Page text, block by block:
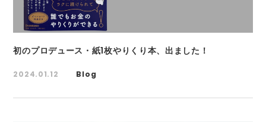
初のプロデュース・紙1枚やりくり本、出ました！
2024.01.12 Blog